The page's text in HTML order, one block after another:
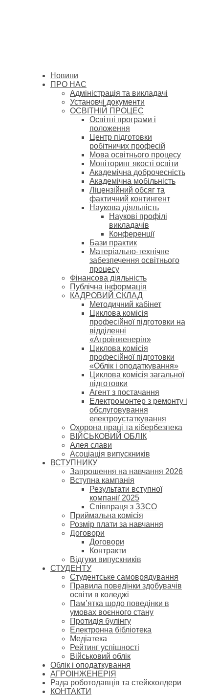
Новини
ПРО НАС
Адміністрація та викладачі
Установчі документи
ОСВІТНІЙ ПРОЦЕС
Освітні програми і
положення
Центр підготовки
робітничих професій
Мова освітнього процесу
Моніторинг якості освіти
Академічна доброчесність
Академічна мобільність
Ліцензійний обсяг та
фактичний контингент
Наукова діяльність
Наукові профілі
викладачів
Конференції
Бази практик
Матеріально-технічне
забезпечення освітнього
процесу
Фінансова діяльність
Публічна інформація
КАДРОВИЙ СКЛАД
Методичний кабінет
Циклова комісія
професійної підготовки на
відділенні
«Агроінженерія»
Циклова комісія
професійної підготовки
«Облік і оподаткування»
Циклова комісія загальної
підготовки
Агент з постачання
Електромонтер з ремонту і
обслуговування
електроустаткування
Охорона праці та кібербезпека
ВІЙСЬКОВИЙ ОБЛІК
Алея слави
Асоціація випускників
ВСТУПНИКУ
Запрошення на навчання 2026
Вступна кампанія
Результати вступної
компанії 2025
Співпраця з ЗЗСО
Приймальна комісія
Розмір плати за навчання
Договори
Договори
Контракти
Відгуки випускників
СТУДЕНТУ
Cтудентське самоврядування
Правила поведінки здобувачів
освіти в коледжі
Пам’ятка щодо поведінки в
умовах воєнного стану
Протидія булінгу
Електронна бібліотека
Медіатека
Рейтинг успішності
Військовий облік
Облік і оподаткування
АГРОІНЖЕНЕРІЯ
Рада роботодавців та стейкхолдери
КОНТАКТИ